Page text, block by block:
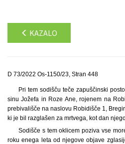
KAZALO
D 73/2022 Os-1150/23, Stran 448
Pri tem sodišču teče zapuščinski
sinu Jožefa in Roze Ane, rojenem na
prebivališče na naslovu Robidišče 1,
ki je bil razglašen za mrtvega, kot dan
Sodišče s tem oklicem poziva vse
roku enega leta od njegove objave